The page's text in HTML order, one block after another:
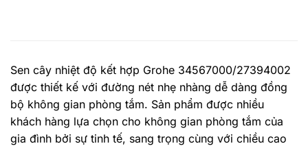
Sen cây nhiệt độ kết hợp Grohe 34567000/27394002
được thiết kế với đường nét nhẹ nhàng dễ dàng đồng
bộ không gian phòng tắm. Sản phẩm được nhiều
khách hàng lựa chọn cho không gian phòng tắm của
gia đình bởi sự tinh tế, sang trọng cùng với chiều cao